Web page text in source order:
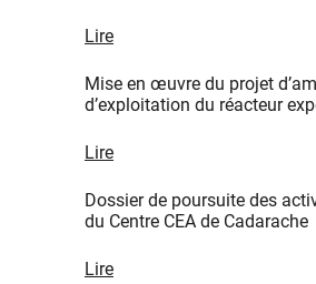
Lire
Mise en œuvre du projet
d’exploitation du réacteur
Lire
Dossier de poursuite des
du Centre CEA de Cadarache
Lire